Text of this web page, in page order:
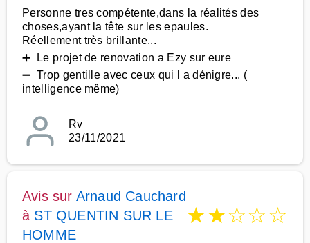
Personne tres compétente,dans la réalités des
choses,ayant la tête sur les epaules.
Réellement très brillante...
➕ Le projet de renovation a Ezy sur eure
➖ Trop gentille avec ceux qui l a dénigre... (
intelligence même)
Rv
23/11/2021
Avis sur Arnaud Cauchard
à ST QUENTIN SUR LE
HOMME
★★☆☆☆